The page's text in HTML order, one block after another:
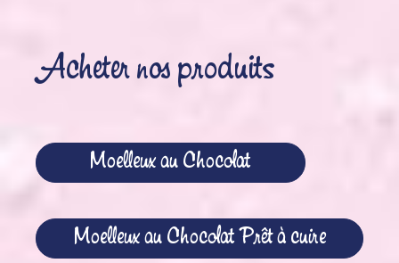
Acheter nos produits
Moelleux au Chocolat
Moelleux au Chocolat Prêt à cuire